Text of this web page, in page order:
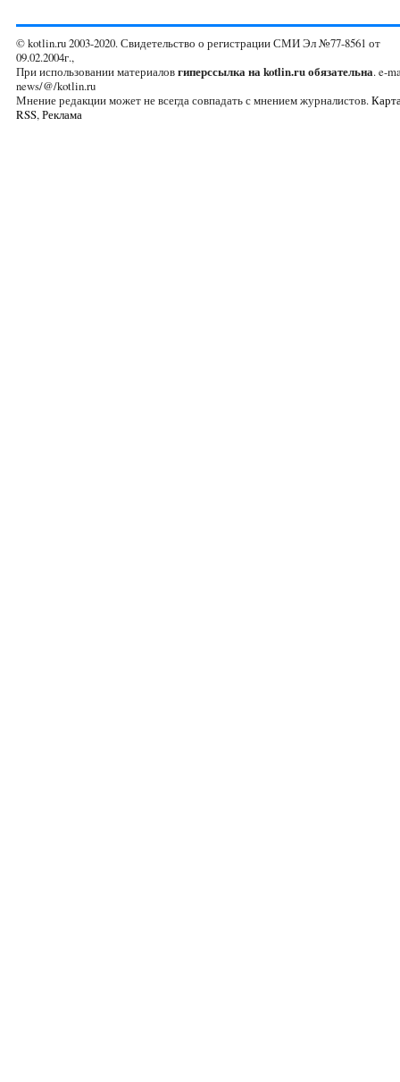
© kotlin.ru 2003-2020. Свидетельство о регистрации СМИ Эл №77-8561 от
09.02.2004г.,
При использовании материаловгиперссылка на kotlin.ru обязательна. e-
news/@/kotlin.ru
Мнение редакции может не всегда совпадать с мнением журналистов.
RSS,Реклама